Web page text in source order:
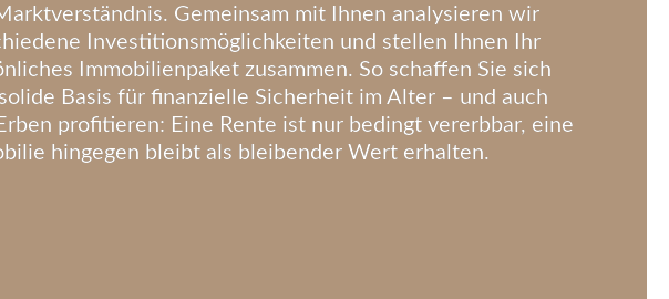
Gemeinsam mit Ihnen analysieren wir
Investitionsmöglichkeiten und stellen Ihnen Ihr
Immobilienpaket zusammen. So schaffen Sie sich
Basis für finanzielle Sicherheit im Alter – und auch
profitieren: Eine Rente ist nur bedingt vererbbar, eine
hingegen bleibt als bleibender Wert erhalten.